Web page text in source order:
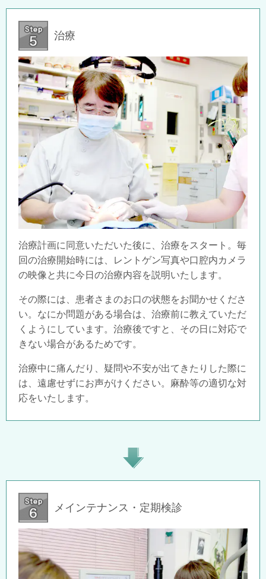
治療
治療計画に同意いただいた後に、治療をスタート。毎
回の治療開始時には、レントゲン写真や口腔内カメラ
の映像と共に今日の治療内容を説明いたします。
その際には、患者さまのお口の状態をお聞かせくださ
い。なにか問題がある場合は、治療前に教えていただ
くようにしています。治療後ですと、その日に対応で
きない場合があるためです。
治療中に痛んだり、疑問や不安が出てきたりした際に
は、遠慮せずにお声がけください。麻酔等の適切な対
応をいたします。
メインテナンス・定期検診